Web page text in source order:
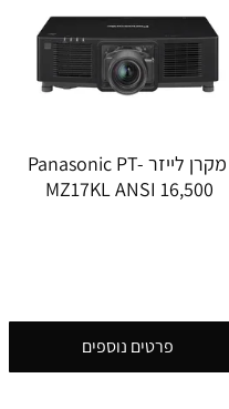
מקרן לייזר Panasonic PT-
MZ17KL ANSI 16,500
פרטים נוספים